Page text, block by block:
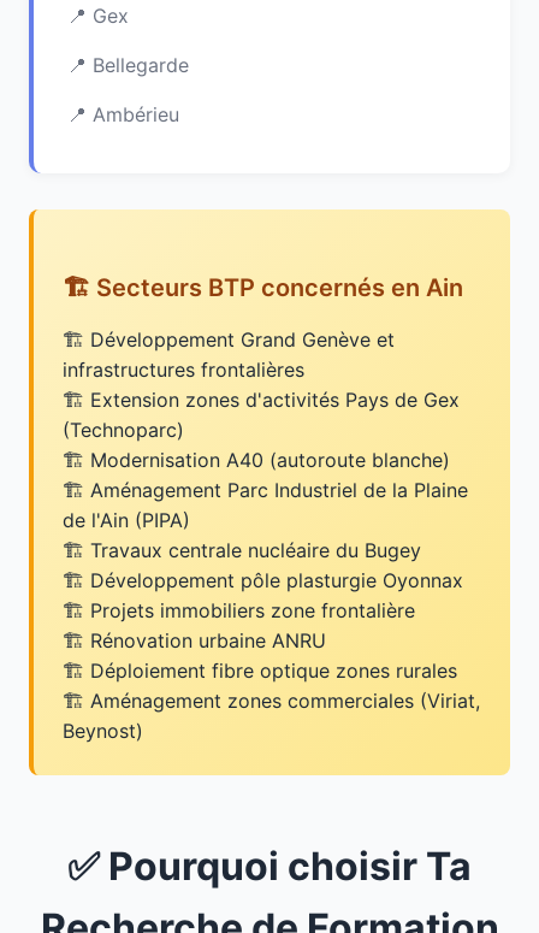
Gex
Bellegarde
Ambérieu
🏗️ Secteurs BTP concernés en Ain
Développement Grand Genève et
infrastructures frontalières
Extension zones d'activités Pays de Gex
(Technoparc)
Modernisation A40 (autoroute blanche)
Aménagement Parc Industriel de la Plaine
de l'Ain (PIPA)
Travaux centrale nucléaire du Bugey
Développement pôle plasturgie Oyonnax
Projets immobiliers zone frontalière
Rénovation urbaine ANRU
Déploiement fibre optique zones rurales
Aménagement zones commerciales (Viriat,
Beynost)
✅ Pourquoi choisir Ta